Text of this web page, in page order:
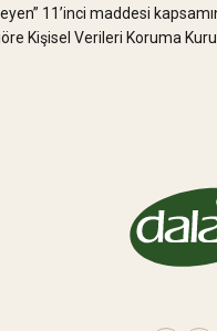
11’inci maddesi
Kişisel Verileri Koruma